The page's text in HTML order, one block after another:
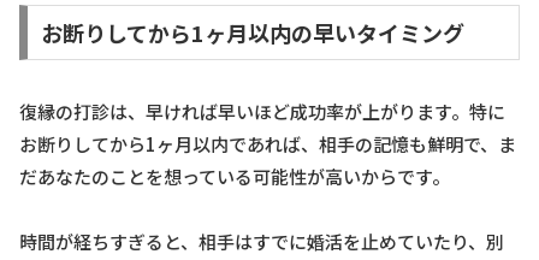
お断りしてから1ヶ月以内の早いタイミング
復縁の打診は、早ければ早いほど成功率が上がります。特に
お断りしてから1ヶ月以内であれば、相手の記憶も鮮明で、ま
だあなたのことを想っている可能性が高いからです。
時間が経ちすぎると、相手はすでに婚活を止めていたり、別